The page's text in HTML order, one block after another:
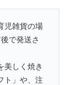
児雑貨の場
で発送さ
美しく焼き
ト」や、注